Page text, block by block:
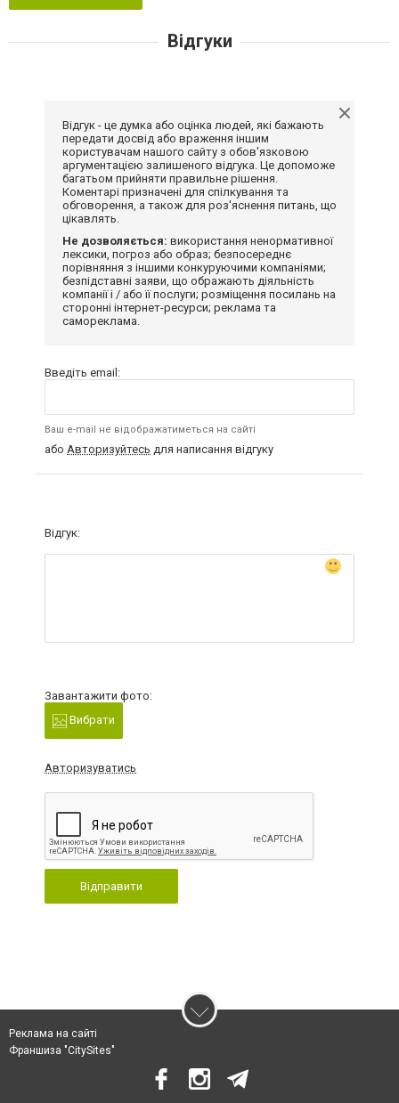
Відгуки
Відгук - це думка або оцінка людей, які бажають
передати досвід або враження іншим
користувачам нашого сайту з обов'язковою
аргументацією залишеного відгука. Це допоможе
багатьом прийняти правильне рішення.
Коментарі призначені для спілкування та
обговорення, а також для роз'яснення питань, що
цікавлять.
Не дозволяється: використання ненормативної
лексики, погроз або образ; безпосереднє
порівняння з іншими конкуруючими компаніями;
безпідставні заяви, що ображають діяльність
компанії і / або її послуги; розміщення посилань на
сторонні інтернет-ресурси; реклама та
самореклама.
Введіть email:
Ваш e-mail не відображатиметься на сайті
або Авторизуйтесь для написання відгуку
Відгук:
Завантажити фото:
Вибрати
Авторизуватись
Відправити
Реклама на сайті
Франшиза "CitySites"